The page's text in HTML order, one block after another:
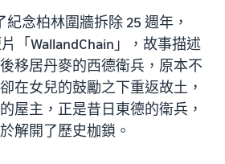
紀念柏林圍牆拆除 25 週年，
「WallandChain」，故事描述
移居丹麥的西德衛兵，原本不
在女兒的鼓勵之下重返故土，
屋主，正是昔日東德的衛兵，
解開了歷史枷鎖。